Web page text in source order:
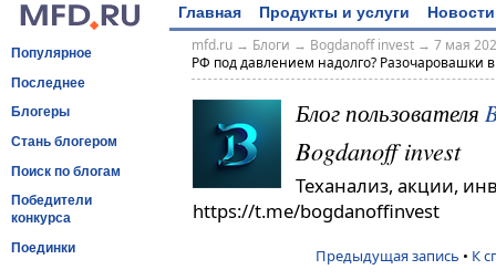
Главная Продукты и услуги Новости
Популярное
Последнее
Блогеры
Стань блогером
Поиск по блогам
Победители
конкурса
Поединки
mfd.ru→ Блоги → Bogdanoff invest→ 7 мая
РФ под давлением надолго? Разочаровашки
Блог пользователя
Bogdanoff invest
Теханализ, акции,
https://t.me/bogdanoffinvest
Предыдущая запись • К